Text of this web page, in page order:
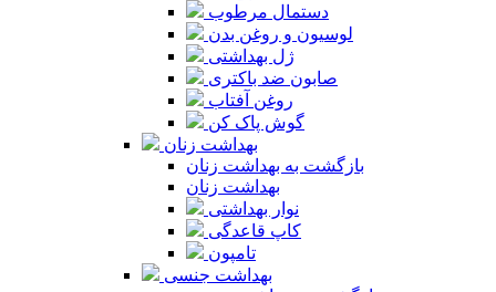
دستمال مرطوب
لوسیون و روغن بدن
ژل بهداشتی
صابون ضد باکتری
روغن آفتاب
گوش پاک کن
بهداشت زنان
بازگشت به بهداشت زنان
بهداشت زنان
نوار بهداشتی
کاپ قاعدگی
تامپون
بهداشت جنسی